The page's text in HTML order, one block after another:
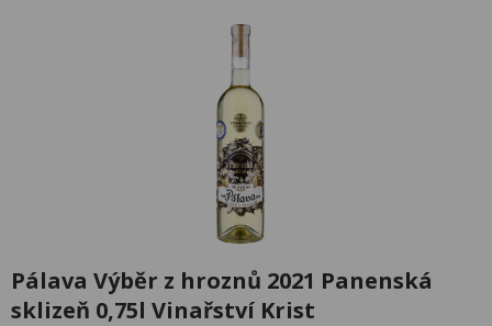
Pálava Výběr z hroznů 2021 Panenská
sklizeň 0,75l Vinařství Krist